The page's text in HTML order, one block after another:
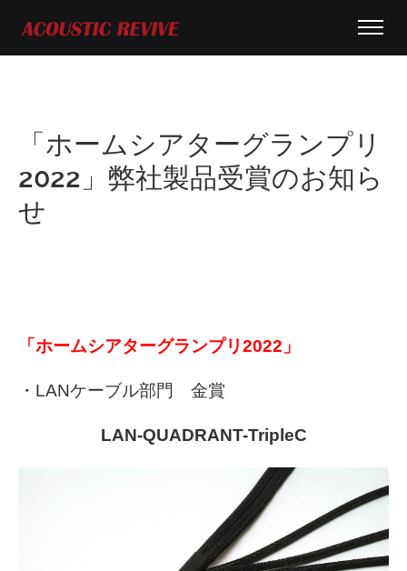
「ホームシアターグランプリ
2022」弊社製品受賞のお知ら
せ
「ホームシアターグランプリ2022」
・LANケーブル部門 金賞
LAN-QUADRANT-TripleC